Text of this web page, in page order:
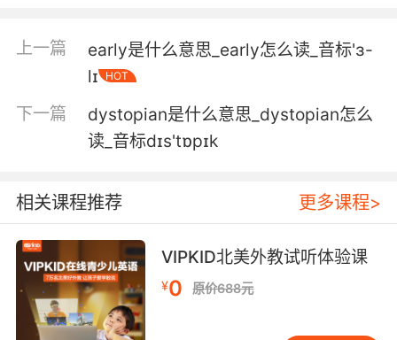
4. High school feels like the worst type of
dystopia.
高校像是最糟糕的反乌托邦之地
5. The only thing that is real is the present,
geniuses that might have averted the
dystopia you so fear.
而唯一真实的只有当下 而你却夺走了它 从那些也
许可以阻止你所恐惧的地狱 来临的那些天才们那
里夺走了当下
上一篇
early是什么意思_early怎么读_音标'ɜ-
lɪ
HOT
下一篇
dystopian是什么意思_dystopian怎么
读_音标dɪs'tɒpɪk
相关课程推荐 更多课程>
VIPKID北美外教试听体验课
¥0 原价688元